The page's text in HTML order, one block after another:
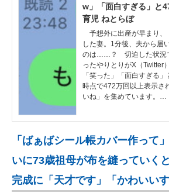
w」「面白すぎる」と
育児 ねとらぼ
予想外に出産が早まり、
した妻。1分後、夫から届
のは……？ 切迫した状況
ったやりとりがX（Twitter
「笑った」「面白すぎる
時点で472万回以上表示さ
いね」を集めています。…
「ばぁばシール帳カバー作って
いに73歳祖母が布を縫ってい
完成に「天才です」「かわいいす